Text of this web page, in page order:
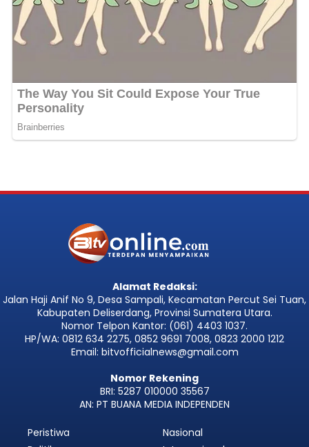
Alamat Redaksi:
Jalan Haji Anif No 9, Desa Sampali, Kecamatan Percut Sei Tuan,
Kabupaten Deliserdang, Provinsi Sumatera Utara.
Nomor Telpon Kantor: (061) 4403 1037.
HP/WA: 0812 634 2275, 0852 9691 7008, 0823 2000 1212
Email: bitvofficialnews@gmail.com
Nomor Rekening
BRI: 5287 010000 35567
AN: PT BUANA MEDIA INDEPENDEN
Peristiwa
Nasional